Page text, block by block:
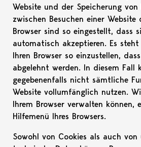
Website und der Speicherung von
zwischen Besuchen einer Website
Browser sind so eingestellt, dass
automatisch akzeptieren. Es
Ihren Browser so einzustellen,
abgelehnt werden. In diesem Fall
gegebenenfalls nicht sämtliche
Website vollumfänglich nutzen.
Ihrem Browser verwalten können,
Hilfemenü Ihres Browsers.
Sowohl von Cookies als auch von